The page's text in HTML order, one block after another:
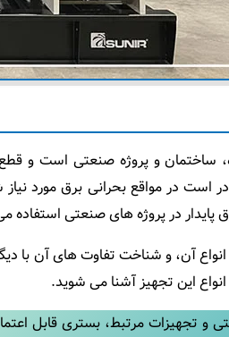
ساختمان و پروژه صنعتی است
است در مواقع بحرانی برق مورد
پایدار در پروژه‌ های صنعتی استفاده
انواع آن، و شناخت تفاوت ‌های آن با
انواع این تجهیز آشنا می شوید.
و تجهیزات مرتبط، بستری قابل